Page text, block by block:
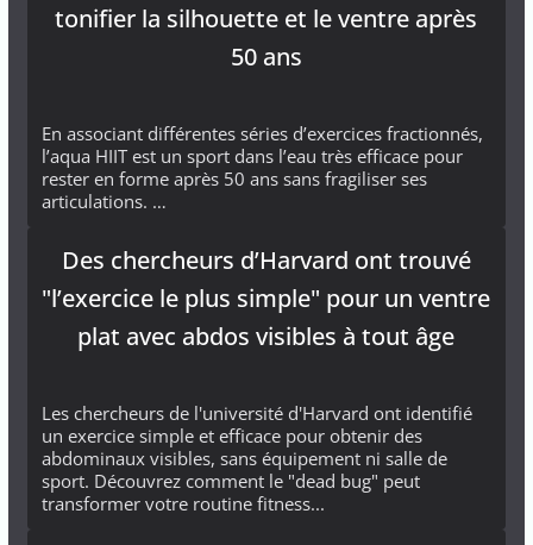
tonifier la silhouette et le ventre après
50 ans
En associant différentes séries d’exercices fractionnés,
l’aqua HIIT est un sport dans l’eau très efficace pour
rester en forme après 50 ans sans fragiliser ses
articulations. …
Des chercheurs d’Harvard ont trouvé
"l’exercice le plus simple" pour un ventre
plat avec abdos visibles à tout âge
Les chercheurs de l'université d'Harvard ont identifié
un exercice simple et efficace pour obtenir des
abdominaux visibles, sans équipement ni salle de
sport. Découvrez comment le "dead bug" peut
transformer votre routine fitness...